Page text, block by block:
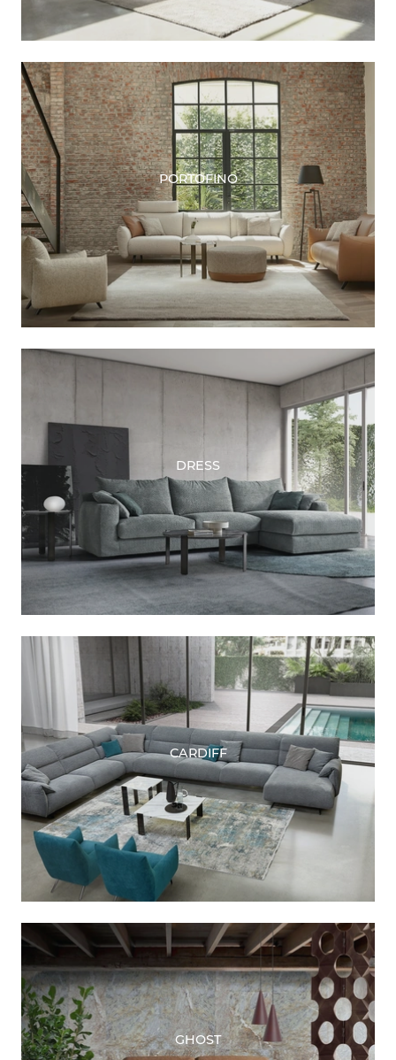
PORTOFINO
DRESS
CARDIFF
GHOST